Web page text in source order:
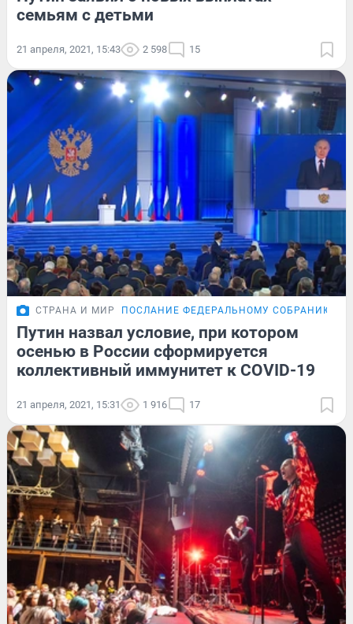
семьям с детьми
21 апреля, 2021, 15:43 2 598 15
СТРАНА И МИР ПОСЛАНИЕ ФЕДЕРАЛЬНОМУ СОБРАНИЮ
Путин назвал условие, при котором
осенью в России сформируется
коллективный иммунитет к COVID-19
21 апреля, 2021, 15:31 1 916 17